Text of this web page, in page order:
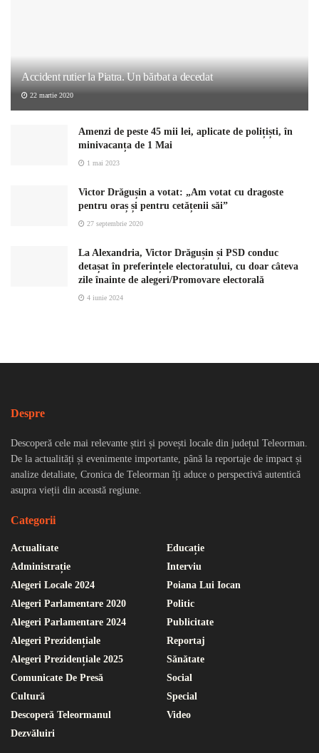
Accident rutier la Piatra. Un bărbat a decedat
22 martie 2020
Amenzi de peste 45 mii lei, aplicate de polițiști, în
minivacanța de 1 Mai
1 mai 2023
Victor Drăgușin a votat: „Am votat cu dragoste
pentru oraș și pentru cetățenii săi”
27 septembrie 2020
La Alexandria, Victor Drăgușin și PSD conduc
detașat în preferințele electoratului, cu doar câteva
zile înainte de alegeri/Promovare electorală
4 iunie 2024
Despre
Descoperă cele mai relevante știri și povești locale din județul Teleorman.
De la actualități și evenimente importante, până la reportaje de impact și
analize detaliate, Cronica de Teleorman îți aduce o perspectivă autentică
asupra vieții din această regiune.
Categorii
Actualitate
Administrație
Alegeri Locale 2024
Alegeri Parlamentare 2020
Alegeri Parlamentare 2024
Alegeri Prezidențiale
Alegeri Prezidențiale 2025
Comunicate De Presă
Cultură
Descoperă Teleormanul
Dezvăluiri
Educație
Interviu
Poiana Lui Iocan
Politic
Publicitate
Reportaj
Sănătate
Social
Special
Video